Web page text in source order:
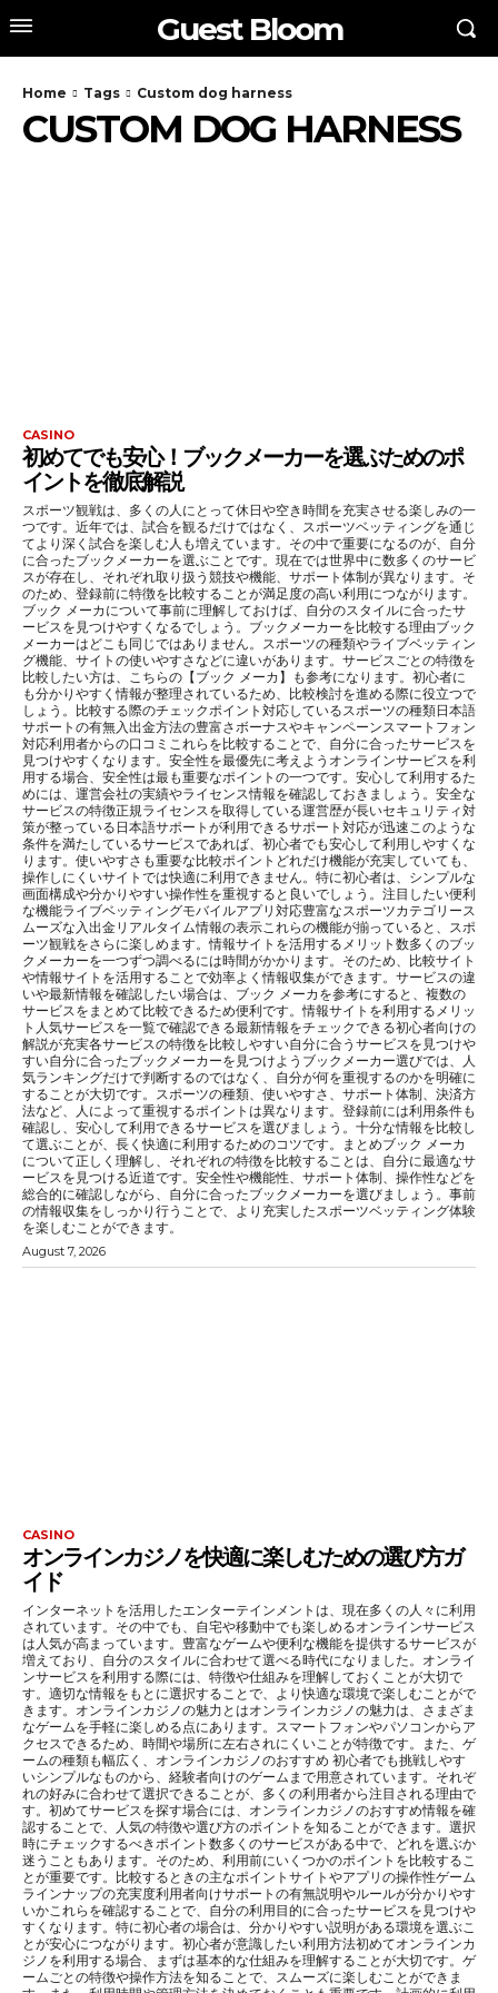
Guest Bloom
Home Tags Custom dog harness
CUSTOM DOG HARNESS
CASINO
初めてでも安心！ブックメーカーを選ぶためのポ
イントを徹底解説
スポーツ観戦は、多くの人にとって休日や空き時間を充実させる楽しみの一
つです。近年では、試合を観るだけではなく、スポーツベッティングを通じ
てより深く試合を楽しむ人も増えています。その中で重要になるのが、自分
に合ったブックメーカーを選ぶことです。現在では世界中に数多くのサービ
スが存在し、それぞれ取り扱う競技や機能、サポート体制が異なります。そ
のため、登録前に特徴を比較することが満足度の高い利用につながります。
ブック メーカについて事前に理解しておけば、自分のスタイルに合ったサ
ービスを見つけやすくなるでしょう。ブックメーカーを比較する理由ブック
メーカーはどこも同じではありません。スポーツの種類やライブベッティン
グ機能、サイトの使いやすさなどに違いがあります。サービスごとの特徴を
比較したい方は、こちらの【ブック メーカ】も参考になります。初心者に
も分かりやすく情報が整理されているため、比較検討を進める際に役立つで
しょう。比較する際のチェックポイント対応しているスポーツの種類日本語
サポートの有無入出金方法の豊富さボーナスやキャンペーンスマートフォン
対応利用者からの口コミこれらを比較することで、自分に合ったサービスを
見つけやすくなります。安全性を最優先に考えようオンラインサービスを利
用する場合、安全性は最も重要なポイントの一つです。安心して利用するた
めには、運営会社の実績やライセンス情報を確認しておきましょう。安全な
サービスの特徴正規ライセンスを取得している運営歴が長いセキュリティ対
策が整っている日本語サポートが利用できるサポート対応が迅速このような
条件を満たしているサービスであれば、初心者でも安心して利用しやすくな
ります。使いやすさも重要な比較ポイントどれだけ機能が充実していても、
操作しにくいサイトでは快適に利用できません。特に初心者は、シンプルな
画面構成や分かりやすい操作性を重視すると良いでしょう。注目したい便利
な機能ライブベッティングモバイルアプリ対応豊富なスポーツカテゴリース
ムーズな入出金リアルタイム情報の表示これらの機能が揃っていると、スポ
ーツ観戦をさらに楽しめます。情報サイトを活用するメリット数多くのブッ
クメーカーを一つずつ調べるには時間がかかります。そのため、比較サイト
や情報サイトを活用することで効率よく情報収集ができます。サービスの違
いや最新情報を確認したい場合は、ブック メーカを参考にすると、複数の
サービスをまとめて比較できるため便利です。情報サイトを利用するメリッ
ト人気サービスを一覧で確認できる最新情報をチェックできる初心者向けの
解説が充実各サービスの特徴を比較しやすい自分に合うサービスを見つけや
すい自分に合ったブックメーカーを見つけようブックメーカー選びでは、人
気ランキングだけで判断するのではなく、自分が何を重視するのかを明確に
することが大切です。スポーツの種類、使いやすさ、サポート体制、決済方
法など、人によって重視するポイントは異なります。登録前には利用条件も
確認し、安心して利用できるサービスを選びましょう。十分な情報を比較し
て選ぶことが、長く快適に利用するためのコツです。まとめブック メーカ
について正しく理解し、それぞれの特徴を比較することは、自分に最適なサ
ービスを見つける近道です。安全性や機能性、サポート体制、操作性などを
総合的に確認しながら、自分に合ったブックメーカーを選びましょう。事前
の情報収集をしっかり行うことで、より充実したスポーツベッティング体験
を楽しむことができます。
August 7, 2026
CASINO
オンラインカジノを快適に楽しむための選び方ガ
イド
インターネットを活用したエンターテインメントは、現在多くの人々に利用
されています。その中でも、自宅や移動中でも楽しめるオンラインサービス
は人気が高まっています。豊富なゲームや便利な機能を提供するサービスが
増えており、自分のスタイルに合わせて選べる時代になりました。オンライ
ンサービスを利用する際には、特徴や仕組みを理解しておくことが大切で
す。適切な情報をもとに選択することで、より快適な環境で楽しむことがで
きます。オンラインカジノの魅力とはオンラインカジノの魅力は、さまざま
なゲームを手軽に楽しめる点にあります。スマートフォンやパソコンからア
クセスできるため、時間や場所に左右されにくいことが特徴です。また、ゲ
ームの種類も幅広く、オンラインカジノのおすすめ 初心者でも挑戦しやす
いシンプルなものから、経験者向けのゲームまで用意されています。それぞ
れの好みに合わせて選択できることが、多くの利用者から注目される理由で
す。初めてサービスを探す場合には、オンラインカジノのおすすめ情報を確
認することで、人気の特徴や選び方のポイントを知ることができます。選択
時にチェックするべきポイント数多くのサービスがある中で、どれを選ぶか
迷うこともあります。そのため、利用前にいくつかのポイントを比較するこ
とが重要です。比較するときの主なポイントサイトやアプリの操作性ゲーム
ラインナップの充実度利用者向けサポートの有無説明やルールが分かりやす
いかこれらを確認することで、自分の利用目的に合ったサービスを見つけや
すくなります。特に初心者の場合は、分かりやすい説明がある環境を選ぶこ
とが安心につながります。初心者が意識したい利用方法初めてオンラインカ
ジノを利用する場合、まずは基本的な仕組みを理解することが大切です。ゲ
ームごとの特徴や操作方法を知ることで、スムーズに楽しむことができま